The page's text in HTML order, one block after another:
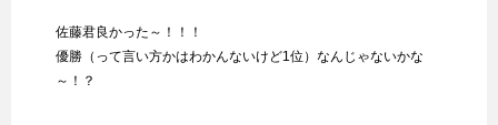
佐藤君良かった～！！！
優勝（って言い方かはわかんないけど1位）なんじゃないかな
～！？